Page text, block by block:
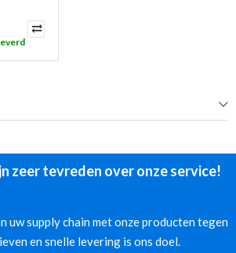
zeer tevreden over onze service!
uw supply chain met onze producten tegen
en snelle levering is ons doel.